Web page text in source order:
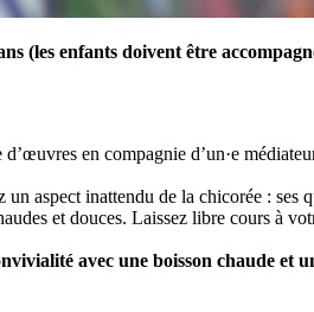
(les enfants doivent être
d’œuvres en compagnie d’un·e
aspect inattendu de la chicorée : ses
et douces. Laissez libre cours à
avec une boisson chaude et